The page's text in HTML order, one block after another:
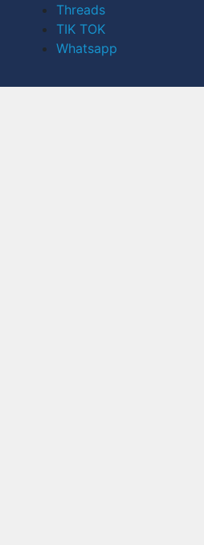
Threads
TIK TOK
Whatsapp